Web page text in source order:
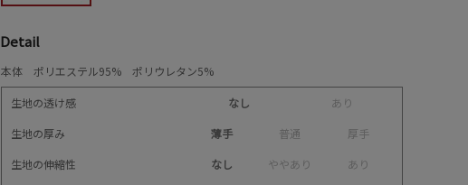
Detail
本体 ポリエステル95% ポリウレタン5%
生地の透け感 なし あ り
生地の厚み
薄手 普通 厚手
生地の伸縮性
なし ややあ り あ り